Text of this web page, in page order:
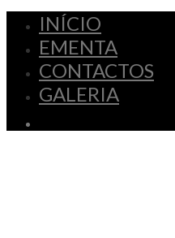
INÍCIO
EMENTA
CONTACTOS
GALERIA